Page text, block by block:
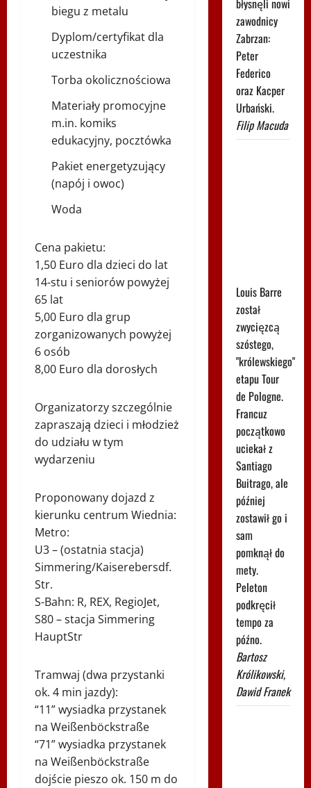
biegu z metalu
Dyplom/certyfikat dla
uczestnika
Torba okolicznościowa
Materiały promocyjne
m.in. komiks
edukacyjny, pocztówka
Pakiet energetyzujący
(napój i owoc)
Woda
Cena pakietu:
1,50 Euro dla dzieci do lat
14-stu i seniorów powyżej
65 lat
5,00 Euro dla grup
zorganizowanych powyżej
6 osób
8,00 Euro dla dorosłych
Organizatorzy szczególnie
zapraszają dzieci i młodzież
do udziału w tym
wydarzeniu
Proponowany dojazd z
kierunku centrum Wiednia:
Metro:
U3 – (ostatnia stacja)
Simmering/Kaiserebersdf.
Str.
S-Bahn: R, REX, RegioJet,
S80 – stacja Simmering
HauptStr
Tramwaj (dwa przystanki
ok. 4 min jazdy):
“11” wysiadka przystanek
na Weißenböckstraße
“71” wysiadka przystanek
na Weißenböckstraße
dojście pieszo ok. 150 m do
błysnęli nowi
zawodnicy
Zabrzan:
Peter
Federico
oraz Kacper
Urbański.
Filip Macuda
Louis Barre
został
zwycięzcą
szóstego,
"królewskiego"
etapu Tour
de Pologne.
Francuz
początkowo
uciekał z
Santiago
Buitrago, ale
później
zostawił go i
sam
pomknął do
mety.
Peleton
podkręcił
tempo za
późno.
Bartosz
Królikowski,
Dawid Franek